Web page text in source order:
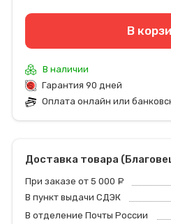
В
В наличии
Гарантия 90 дней
Оплата онлайн или
Доставка товара
При заказе от 5 000
В пункт выдачи СДЭК
В отделение Почты России